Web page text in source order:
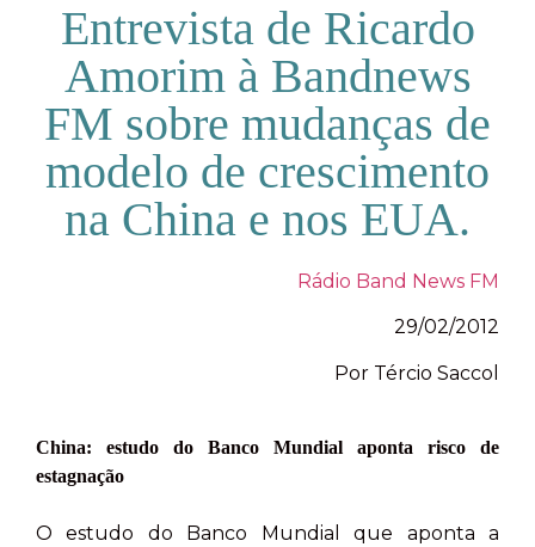
Entrevista de Ricardo
Amorim à Bandnews
FM sobre mudanças de
modelo de crescimento
na China e nos EUA.
Rádio Band News FM
29/02/2012
Por Tércio Saccol
China: estudo do Banco Mundial aponta risco de
estagnação
O estudo do Banco Mundial que aponta a